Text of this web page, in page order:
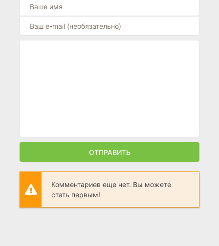
ОТПРАВИТЬ
Комментариев еще нет. Вы можете
стать первым!